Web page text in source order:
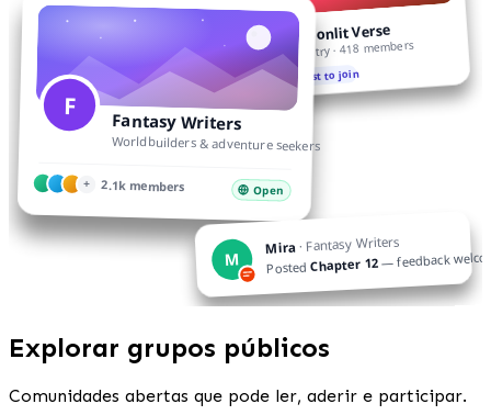
M Moonlit Verse
Poetry · 418 members
Request to join
F
Fantasy Writers
Worldbuilders & adventure seekers
+ 2.1k members Open
M
Mira· Fantasy Writers
Posted Chapter 12— feedback
Explorar grupos públicos
Comunidades abertas que pode ler, aderir e participar.